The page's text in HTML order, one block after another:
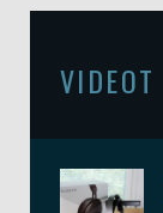
VIDEOT